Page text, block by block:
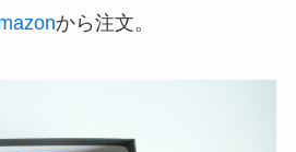
から注文。